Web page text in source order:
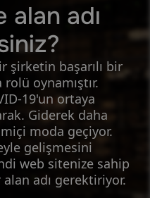
alan adı
şirketin başarılı bir
oynamıştır.
19'un ortaya
Giderek daha
moda geçiyor.
gelişmesini
web sitenize sahip
adı gerektiriyor.